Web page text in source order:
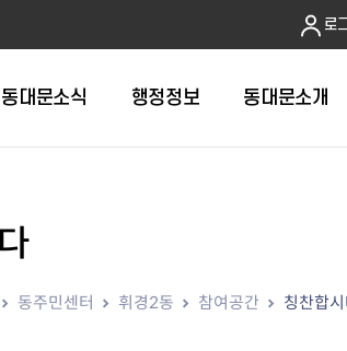
로
대형폐기물신청
동대문소식 행정정보
행정정보 사전공표
동대문소개
청사안내
위
DDM 청년창업센터
동주민센터 휘경2동 참여공간 칭찬합